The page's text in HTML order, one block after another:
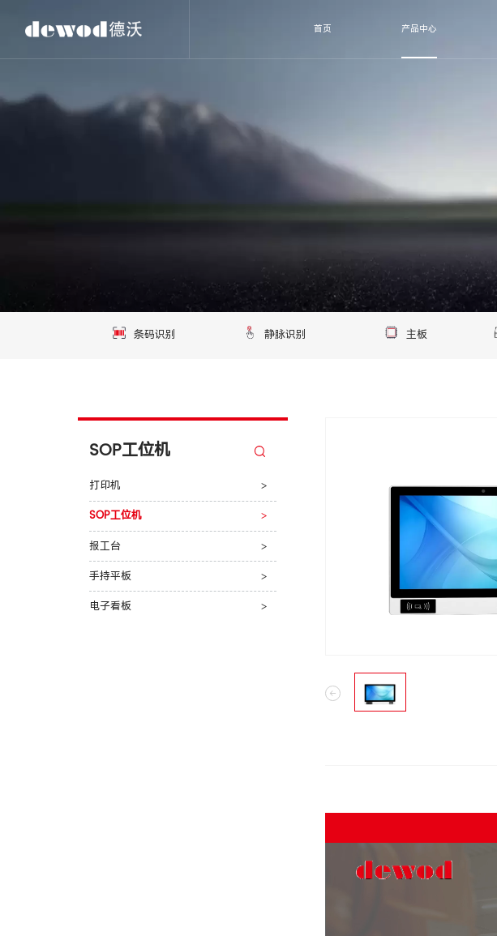
首页 产品中心
条码识别 静脉识别 主板
SOP工位机
打印机 >
SOP工位机 >
报工台 >
手持平板 >
电子看板 >